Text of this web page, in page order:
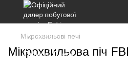
Мікрохвильові печі
Мікрохвильова піч